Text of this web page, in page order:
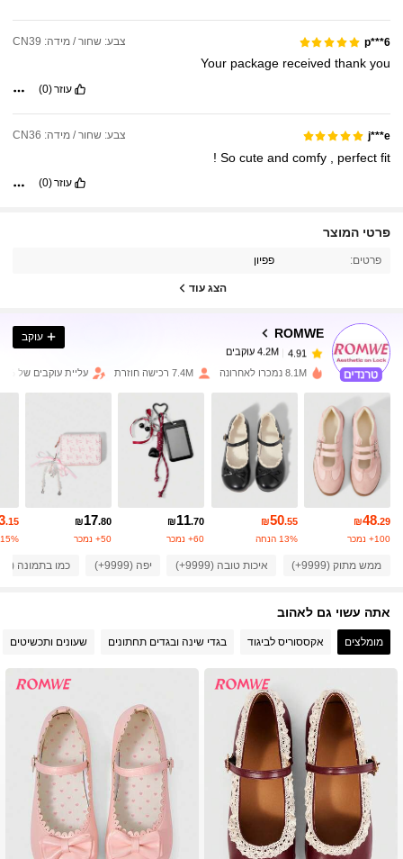
חחחחחחחחחחחחחחחחחחחחחחחחחחחחחחחחחחחחחחחחחחחחחח
חחחחחחחחחחחחחחחחחחחחחחחחחחחחחחחחחחחחחחחחחחחחחח
חחחחחחחחחחחחחחחחחחחחחחחחחחחחחחחחחחחחחחחחחחחחחח
חחחחחחחחחחחחחח
p***6 צבע: שחור / מידה: CN39
Your package received thank you
עוזר(0)
j***e צבע: שחור / מידה: CN36
So cute and comfy perfect fit
!
עוזר(0)
פרטי המוצר
פרטים: פפיון
הצג עוד
ROMWE
4.91
4.2M עוקבים
h***4
שילםלפני יום אחד
4.91 4.2M עוקבים
4.91 4.2M עוקבים
4.91
4.91 4.2M עוקבים
4.91 4.2M עוקבים
4.91 4.2M עוקבים
4.91
עוקב
8.1M נמכרו לאחרונה 7.4M רכישה חוזרת עליית עוקבים של 17%
₪48.29
100+ נמכר
₪50.55
13% הנחה
₪11.70
60+ נמכר
₪17.80
50+ נמכר
.15
15% הנחה
ממש מתוק (9999+) איכות טובה (9999+) יפה (9999+) כמו בתמונה (9999+)
אתה עשוי גם לאהוב
מומלצים אקססוריס לביגוד בגדי שינה ובגדים תחתונים שעונים ותכשיטים